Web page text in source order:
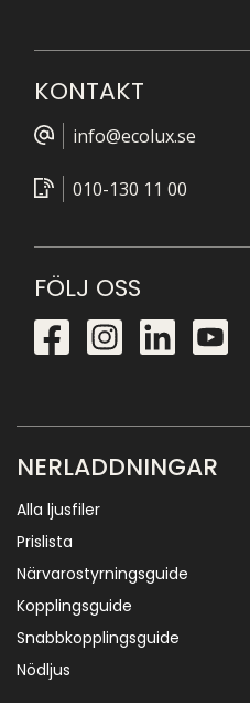
KONTAKT
info@ecolux.se
010-130 11 00
FÖLJ OSS
NERLADDNINGAR
Alla ljusfiler
Prislista
Närvarostyrningsguide
Kopplingsguide
Snabbkopplingsguide
Nödljus